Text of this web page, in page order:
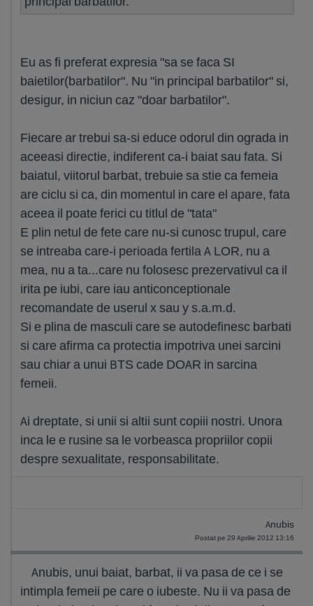
Eu as fi preferat expresia "sa se faca SI
baietilor(barbatilor". Nu "in principal barbatilor" si,
desigur, in niciun caz "doar barbatilor".
Fiecare ar trebui sa-si educe odorul din ograda in
aceeasi directie, indiferent ca-i baiat sau fata. Si
baiatul, viitorul barbat, trebuie sa stie ca femeia
are ciclu si ca, din momentul in care el apare, fata
aceea il poate ferici cu titlul de "tata"
E plin netul de fete care nu-si cunosc trupul, care
se intreaba care-i perioada fertila A LOR, nu a
mea, nu a ta...care nu folosesc prezervativul ca il
irita pe iubi, care iau anticonceptionale
recomandate de userul x sau y s.a.m.d.
Si e plina de masculi care se autodefinesc barbati
si care afirma ca protectia impotriva unei sarcini
sau chiar a unui BTS cade DOAR in sarcina
femeii.
Ai dreptate, si unii si altii sunt copiii nostri. Unora
inca le e rusine sa le vorbeasca propriilor copii
despre sexualitate, responsabilitate.
Anubis
Postat pe 29 Aprilie 2012 13:16
Anubis, unui baiat, barbat, ii va pasa de ce i se
intimpla femeii pe care o iubeste. Nu ii va pasa de